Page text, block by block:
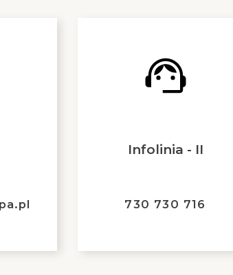
Infolinia - II
730 730 716